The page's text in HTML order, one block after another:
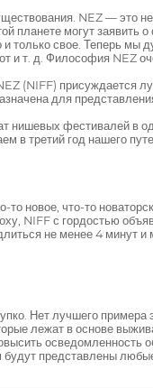
NEZ — это
планете могут заявить
и только свое. Теперь
и т. д. Философия NEZ
(NIFF) присуждается
для
нишевых фестивалей в
в третий год нашего
то новое, что-то
NIFF с гордостью
не менее 4 минут
Нет лучшего
лежат в основе
осведомленность
будут представлены